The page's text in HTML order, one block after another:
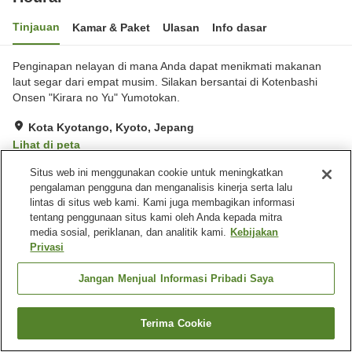
Tinjauan Kamar & Paket Ulasan Info dasar
Penginapan nelayan di mana Anda dapat menikmati makanan
laut segar dari empat musim. Silakan bersantai di Kotenbashi
Onsen "Kirara no Yu" Yumotokan.
Kota Kyotango, Kyoto, Jepang
Lihat di peta
Luar biasa Ulasan:18
Fasilitas properti
Tempat parkir
Mesin penjual otomatis
Pemandian besar (air
Beranda Jepang Kyoto Kota Kyotango Hourai
Cari kamar
Situs web ini menggunakan cookie untuk meningkatkan
pengalaman pengguna dan menganalisis kinerja serta lalu
lintas di situs web kami. Kami juga membagikan informasi
tentang penggunaan situs kami oleh Anda kepada mitra
media sosial, periklanan, dan analitik kami. Kebijakan
Privasi
Jangan Menjual Informasi Pribadi Saya
Terima Cookie